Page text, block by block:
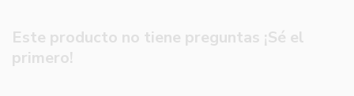
Este producto no tiene preguntas ¡Sé el
primero!